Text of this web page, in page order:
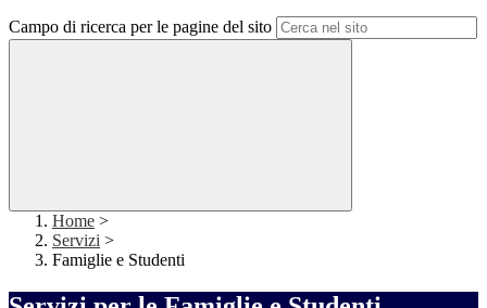
Campo di ricerca per le pagine del sito
Home >
Servizi >
Famiglie e Studenti